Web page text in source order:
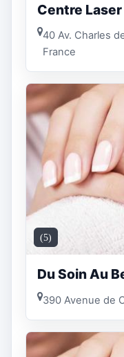
Centre
40 Av. Charles
France
(5)
Du Soin Au
390 Avenue de